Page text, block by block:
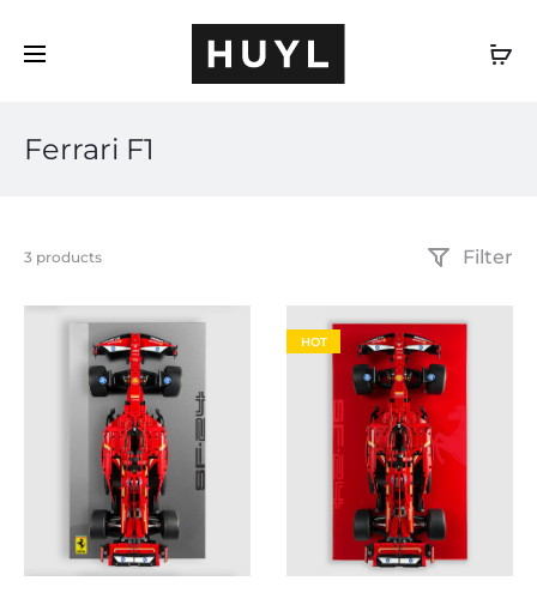
Ferrari F1
3 productsAlle
werden
angezeigt
Nach
Beliebtheit
sortiert
Filter
HOT